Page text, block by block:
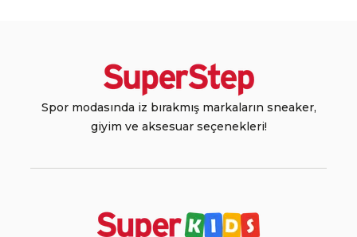
Spor modasında iz bırakmış markaların sneaker,
giyim ve aksesuar seçenekleri!